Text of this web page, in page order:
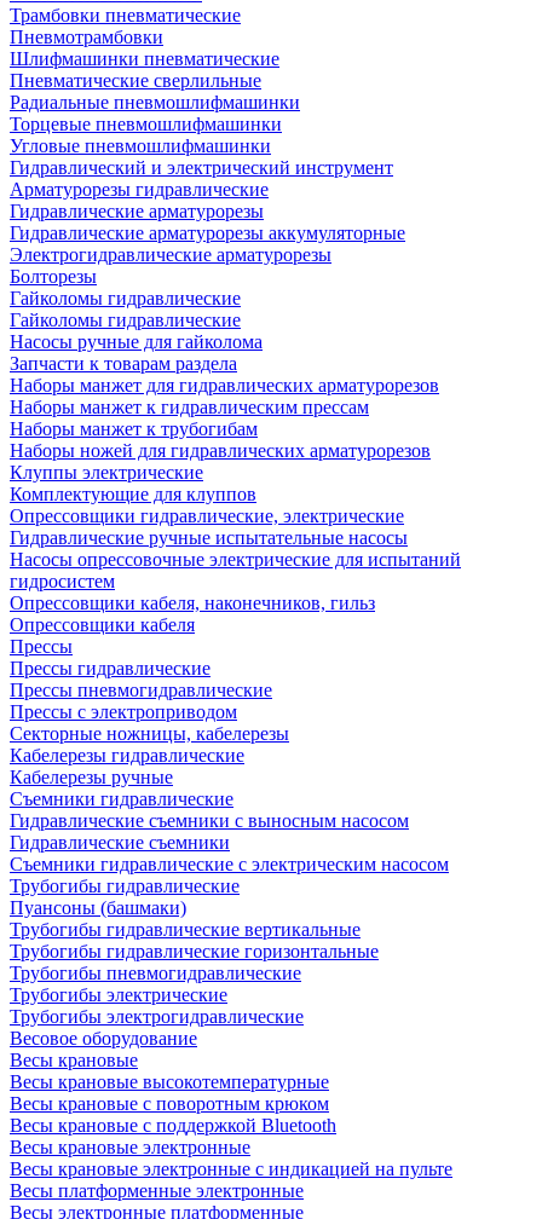
Трамбовки пневматические
Пневмотрамбовки
Шлифмашинки пневматические
Пневматические сверлильные
Радиальные пневмошлифмашинки
Торцевые пневмошлифмашинки
Угловые пневмошлифмашинки
Гидравлический и электрический инструмент
Арматурорезы гидравлические
Гидравлические арматурорезы
Гидравлические арматурорезы аккумуляторные
Электрогидравлические арматурорезы
Болторезы
Гайколомы гидравлические
Гайколомы гидравлические
Насосы ручные для гайколома
Запчасти к товарам раздела
Наборы манжет для гидравлических арматурорезов
Наборы манжет к гидравлическим прессам
Наборы манжет к трубогибам
Наборы ножей для гидравлических арматурорезов
Клуппы электрические
Комплектующие для клуппов
Опрессовщики гидравлические, электрические
Гидравлические ручные испытательные насосы
Насосы опрессовочные электрические для испытаний
гидросистем
Опрессовщики кабеля, наконечников, гильз
Опрессовщики кабеля
Прессы
Прессы гидравлические
Прессы пневмогидравлические
Прессы с электроприводом
Секторные ножницы, кабелерезы
Кабелерезы гидравлические
Кабелерезы ручные
Съемники гидравлические
Гидравлические cъемники с выносным насосом
Гидравлические съемники
Съемники гидравлические с электрическим насосом
Трубогибы гидравлические
Пуансоны (башмаки)
Трубогибы гидравлические вертикальные
Трубогибы гидравлические горизонтальные
Трубогибы пневмогидравлические
Трубогибы электрические
Трубогибы электрогидравлические
Весовое оборудование
Весы крановые
Весы крановые высокотемпературные
Весы крановые с поворотным крюком
Весы крановые с поддержкой Bluetooth
Весы крановые электронные
Весы крановые электронные с индикацией на пульте
Весы платформенные электронные
Весы электронные платформенные